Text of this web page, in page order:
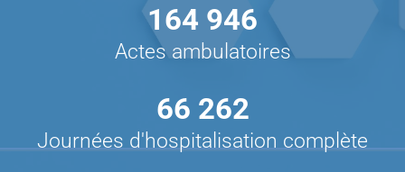
164 946
Actes ambulatoires
66 262
Journées d'hospitalisation complète